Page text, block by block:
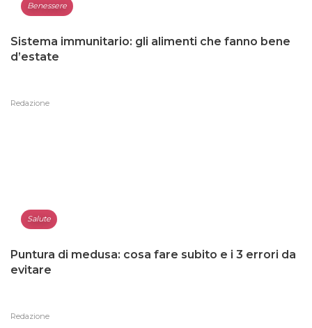
Benessere
Sistema immunitario: gli alimenti che fanno bene
d’estate
Redazione
Salute
Puntura di medusa: cosa fare subito e i 3 errori da
evitare
Redazione